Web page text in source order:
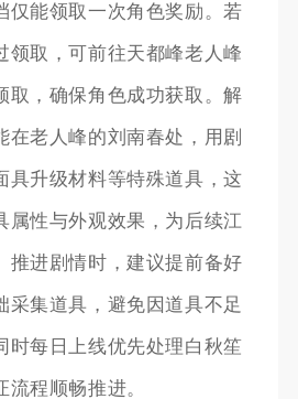
仅能领取一次角色奖励。若
领取，可前往天都峰老人峰
取，确保角色成功获取。解
在老人峰的刘南春处，用剧
具升级材料等特殊道具，这
属性与外观效果，为后续江
推进剧情时，建议提前备好
采集道具，避免因道具不足
时每日上线优先处理白秋笙
程顺畅推进。